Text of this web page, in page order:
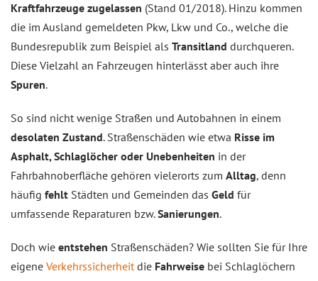
Kraftfahrzeuge zugelassen (Stand 01/2018). Hinzu kommen
die im Ausland gemeldeten Pkw, Lkw und Co., welche die
Bundesrepublik zum Beispiel als Transitland durchqueren.
Diese Vielzahl an Fahrzeugen hinterlässt aber auch ihre
Spuren.
So sind nicht wenige Straßen und Autobahnen in einem
desolaten Zustand. Straßenschäden wie etwa Risse im
Asphalt, Schlaglöcher oder Unebenheiten in der
Fahrbahnoberfläche gehören vielerorts zum Alltag, denn
häufig fehlt Städten und Gemeinden das Geld für
umfassende Reparaturen bzw.Sanierungen.
Doch wie entstehen Straßenschäden? Wie sollten Sie für Ihre
eigene Verkehrssicherheitdie Fahrweise bei Schlaglöchern